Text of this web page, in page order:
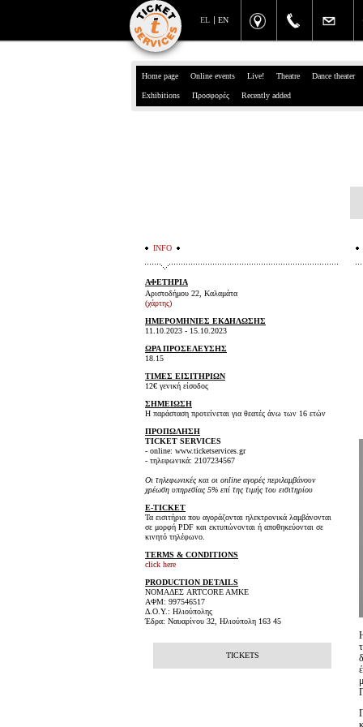
EN
EL
Home page Online events Live! Theatre Dance theater
Exhibitions Προσφορές Recently added
INFO
ΑΦΕΤΗΡΙΑ
Αριστοδήμου 22, Καλαμάτα
(χάρτης)
ΗΜΕΡΟΜΗΝΙΕΣ ΕΚΔΗΛΩΣΗΣ
11.10.2023 - 15.10.2023
ΩΡΑ ΠΡΟΣΕΛΕΥΣΗΣ
18.15
ΤΙΜΕΣ ΕΙΣΙΤΗΡΙΩΝ
12€ γενική είσοδος
ΣΗΜΕΙΩΣΗ
Η παράσταση προτείνεται για θεατές άνω των 16 ετών
ΠΡΟΠΩΛΗΣΗ
TICKET SERVICES
- online: www.ticketservices.gr
- τηλεφωνικά: 2107234567
Οι τηλεφωνικές και οι online αγορές περιλαμβάνουν
χρέωση υπηρεσίας 5% επί της τιμής του εισιτηρίου
E-TICKET
Τα εισιτήρια που αγοράζονται ηλεκτρονικά λαμβάνονται
σε μορφή PDF και εκτυπώνονται ή αποθηκεύονται σε
κινητό τηλέφωνο.
TERMS & CONDITIONS
click here
PRODUCTION DETAILS
ΝΟΜΑΔΕΣ ARTCORE AMKE
ΑΦΜ: 997546517
Δ.Ο.Υ.: Ηλιούπολης
Έδρα: Ναυαρίνου 32, Ηλιούπολη 163 45
TICKETS